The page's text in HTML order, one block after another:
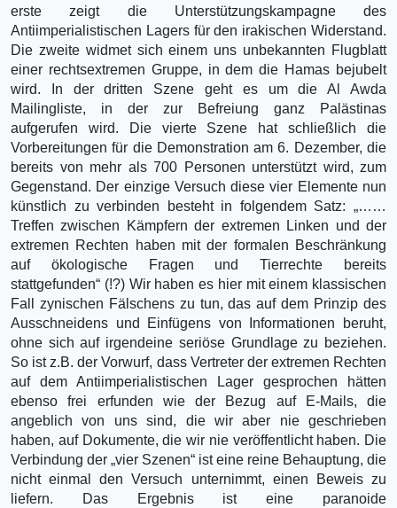
erste zeigt die Unterstützungskampagne des
Antiimperialistischen Lagers für den irakischen Widerstand.
Die zweite widmet sich einem uns unbekannten Flugblatt
einer rechtsextremen Gruppe, in dem die Hamas bejubelt
wird. In der dritten Szene geht es um die Al Awda
Mailingliste, in der zur Befreiung ganz Palästinas
aufgerufen wird. Die vierte Szene hat schließlich die
Vorbereitungen für die Demonstration am 6. Dezember, die
bereits von mehr als 700 Personen unterstützt wird, zum
Gegenstand. Der einzige Versuch diese vier Elemente nun
künstlich zu verbinden besteht in folgendem Satz: „……
Treffen zwischen Kämpfern der extremen Linken und der
extremen Rechten haben mit der formalen Beschränkung
auf ökologische Fragen und Tierrechte bereits
stattgefunden“ (!?) Wir haben es hier mit einem klassischen
Fall zynischen Fälschens zu tun, das auf dem Prinzip des
Ausschneidens und Einfügens von Informationen beruht,
ohne sich auf irgendeine seriöse Grundlage zu beziehen.
So ist z.B. der Vorwurf, dass Vertreter der extremen Rechten
auf dem Antiimperialistischen Lager gesprochen hätten
ebenso frei erfunden wie der Bezug auf E-Mails, die
angeblich von uns sind, die wir aber nie geschrieben
haben, auf Dokumente, die wir nie veröffentlicht haben. Die
Verbindung der „vier Szenen“ ist eine reine Behauptung, die
nicht einmal den Versuch unternimmt, einen Beweis zu
liefern. Das Ergebnis ist eine paranoide